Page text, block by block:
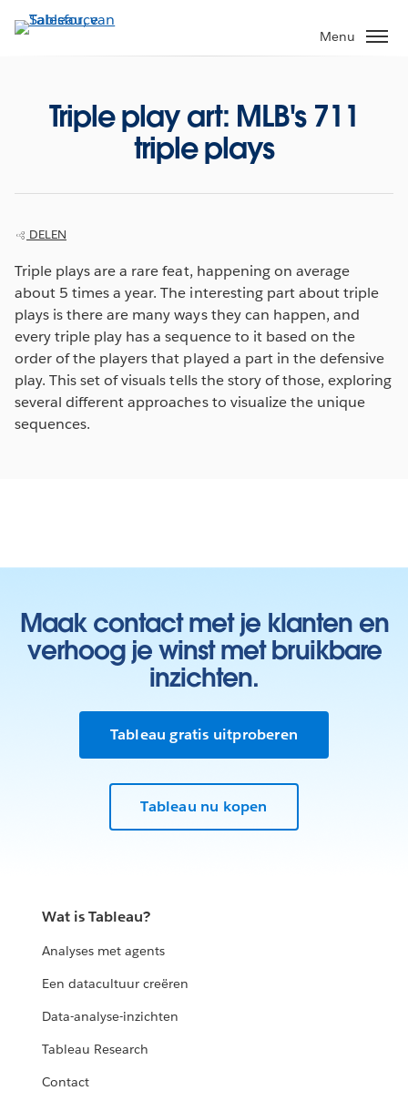
Verder
naar
Menu
Triple play art: MLB's 711
triple plays
DELEN
Triple plays are a rare feat, happening on average
about 5 times a year. The interesting part about triple
plays is there are many ways they can happen, and
every triple play has a sequence to it based on the
order of the players that played a part in the defensive
play. This set of visuals tells the story of those, exploring
several different approaches to visualize the unique
sequences.
Maak contact met je klanten en
verhoog je winst met bruikbare
inzichten.
Tableau gratis uitproberen
Tableau nu kopen
Wat is Tableau?
Analyses met agents
Een datacultuur creëren
Data-analyse-inzichten
Tableau Research
Contact